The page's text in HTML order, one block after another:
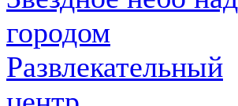
городом
Развлекательный